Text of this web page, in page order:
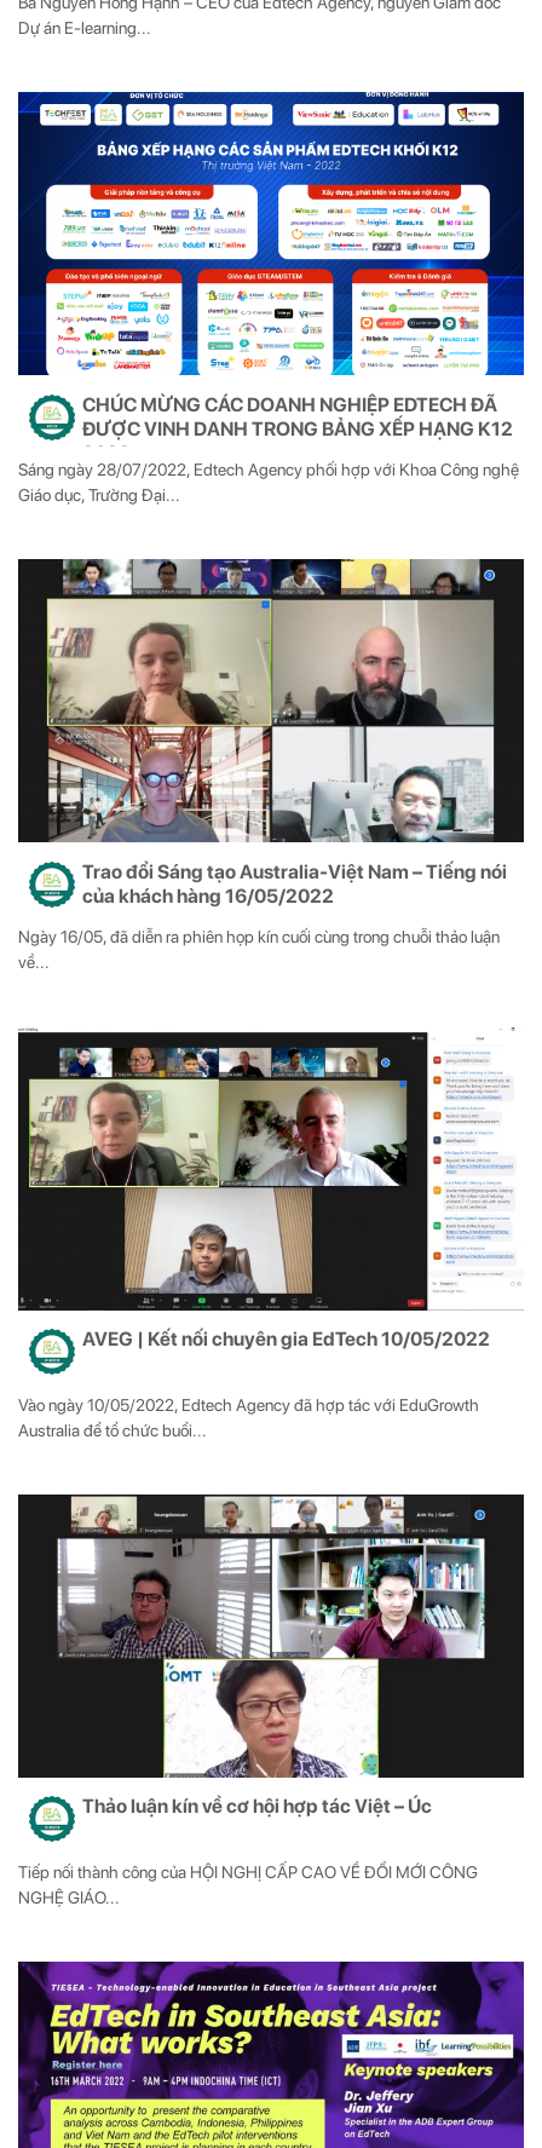
Dự án E-learning...
CHÚC MỪNG CÁC DOANH NGHIỆP EDTECH ĐÃ
ĐƯỢC VINH DANH TRONG BẢNG XẾP HẠNG K12
2022
Sáng ngày 28/07/2022, Edtech Agency phối hợp với Khoa Công nghệ
Giáo dục, Trường Đại...
Trao đổi Sáng tạo Australia-Việt Nam – Tiếng nói
của khách hàng 16/05/2022
Ngày 16/05, đã diễn ra phiên họp kín cuối cùng trong chuỗi thảo luận
về...
AVEG | Kết nối chuyên gia EdTech 10/05/2022
Vào ngày 10/05/2022, Edtech Agency đã hợp tác với EduGrowth
Australia để tổ chức buổi...
Thảo luận kín về cơ hội hợp tác Việt – Úc
Tiếp nối thành công của HỘI NGHỊ CẤP CAO VỀ ĐỔI MỚI CÔNG
NGHỆ GIÁO...